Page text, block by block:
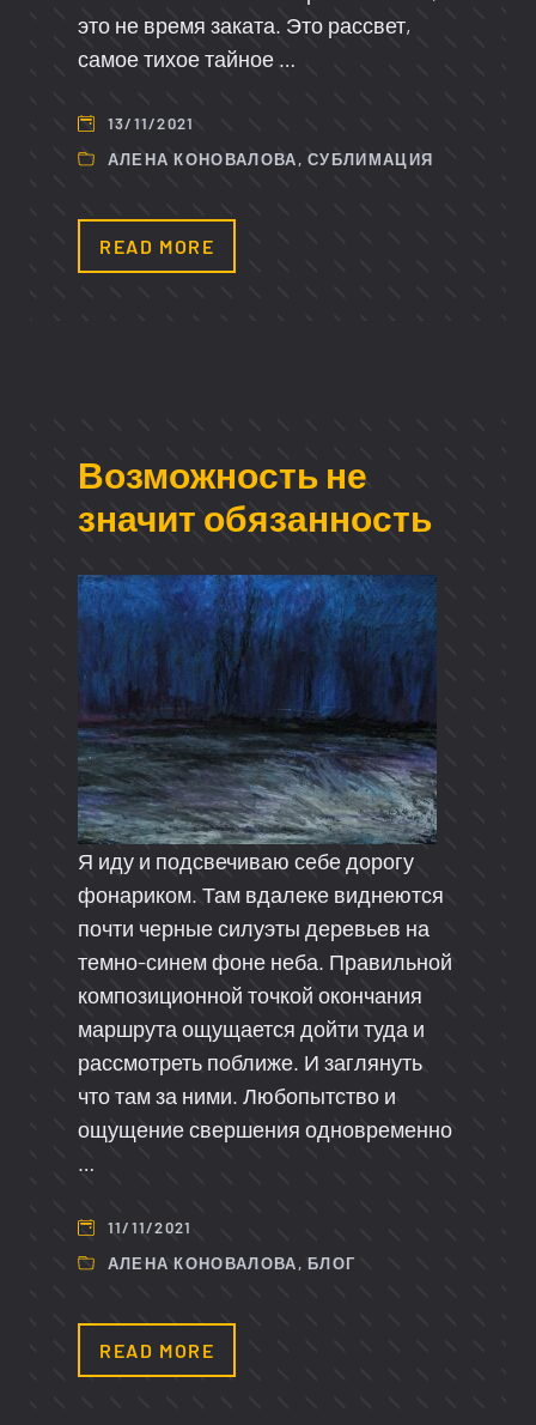
это не время заката. Это рассвет,
самое тихое тайное …
13/11/2021
АЛЕНА КОНОВАЛОВА,СУБЛИМАЦИЯ
READ MORE
Возможность не
значит обязанность
Я иду и подсвечиваю себе дорогу
фонариком. Там вдалеке виднеются
почти черные силуэты деревьев на
темно-синем фоне неба. Правильной
композиционной точкой окончания
маршрута ощущается дойти туда и
рассмотреть поближе. И заглянуть
что там за ними. Любопытство и
ощущение свершения одновременно
…
11/11/2021
АЛЕНА КОНОВАЛОВА,БЛОГ
READ MORE